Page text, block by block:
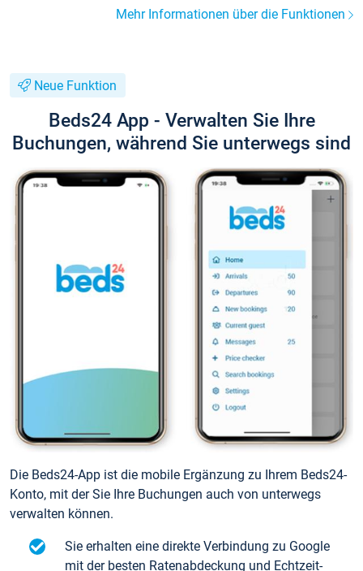
Mehr Informationen über die Funktionen
Neue Funktion
Beds24 App - Verwalten Sie Ihre
Buchungen, während Sie unterwegs sind
Die Beds24-App ist die mobile Ergänzung zu Ihrem Beds24-
Konto, mit der Sie Ihre Buchungen auch von unterwegs
verwalten können.
Sie erhalten eine direkte Verbindung zu Google
mit der besten Ratenabdeckung und Echtzeit-